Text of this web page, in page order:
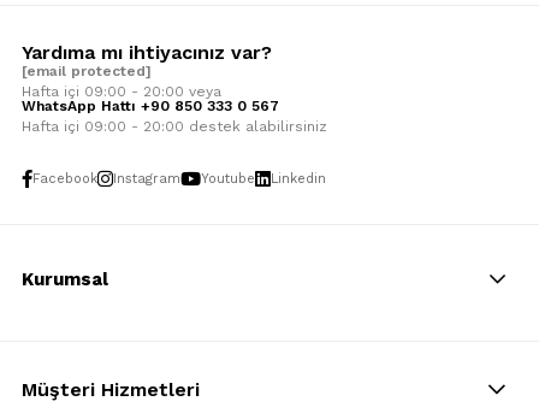
Yardıma mı ihtiyacınız var?
[email protected]
Hafta içi 09:00 - 20:00 veya
WhatsApp Hattı +90 850 333 0 567
Hafta içi 09:00 - 20:00 destek alabilirsiniz
Facebook Instagram Youtube Linkedin
Kurumsal
Müşteri Hizmetleri